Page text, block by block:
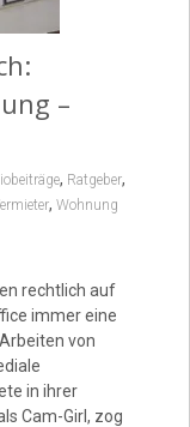
–
, Ratgeber,
, Wohnung
rechtlich auf
immer eine
von
in ihrer
Cam-Girl, zog